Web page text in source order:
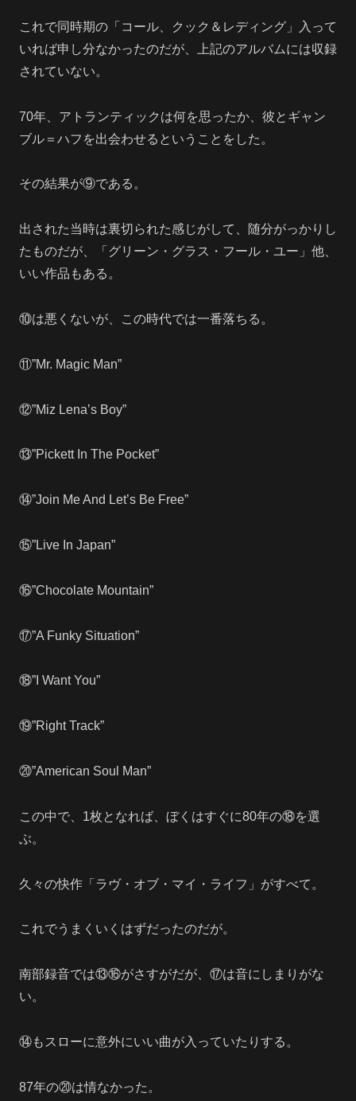
これで同時期の「コール、クック＆レディング」入って
いれば申し分なかったのだが、上記のアルバムには収録
されていない。
70年、アトランティックは何を思ったか、彼とギャン
ブル＝ハフを出会わせるということをした。
その結果が⑨である。
出された当時は裏切られた感じがして、随分がっかりし
たものだが、「グリーン・グラス・フール・ユー」他、
いい作品もある。
⑩は悪くないが、この時代では一番落ちる。
⑪”Mr. Magic Man”
⑫”Miz Lena’s Boy”
⑬”Pickett In The Pocket”
⑭”Join Me And Let’s Be Free”
⑮”Live In Japan”
⑯”Chocolate Mountain”
⑰”A Funky Situation”
⑱”I Want You”
⑲”Right Track”
⑳”American Soul Man”
この中で、1枚となれば、ぼくはすぐに80年の⑱を選
ぶ。
久々の快作「ラヴ・オブ・マイ・ライフ」がすべて。
これでうまくいくはずだったのだが。
南部録音では⑬⑯がさすがだが、⑰は音にしまりがな
い。
⑭もスローに意外にいい曲が入っていたりする。
87年の⑳は情なかった。